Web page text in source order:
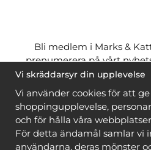
Bli medlem i Marks &
prenumerera på vårt
ner många mönstergratis
när du handlar garn till
är
gratis när du
Bli
Vi skräddarsyr din upplevelse
Vi använder cookies för att
shoppingupplevelse,
och för hålla våra
För detta ändamål samlar vi
användarna, deras mönster